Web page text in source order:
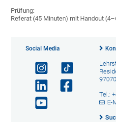
Prüfung:
Referat (45 Minuten) mit Handout
Social Media
Tel.:
E-